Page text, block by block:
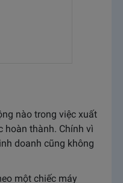
nào trong việc xuất
hoàn thành. Chính vì
doanh cũng không
một chiếc máy